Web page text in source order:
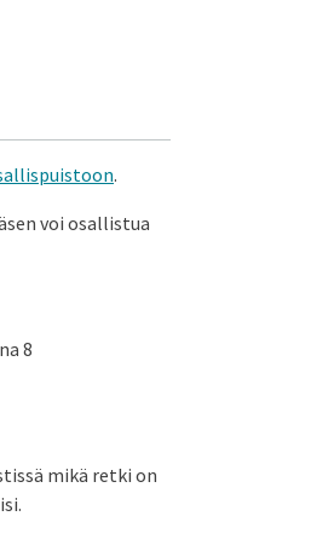
.
voi osallistua
8
mikä retki on